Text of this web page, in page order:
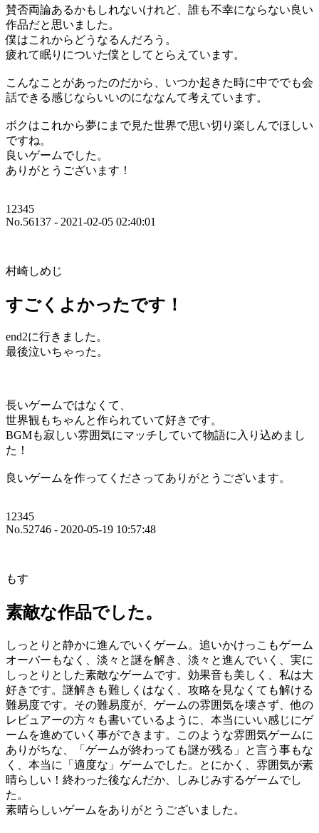
賛否両論あるかもしれないけれど、誰も不幸にならない良い
作品だと思いました。
僕はこれからどうなるんだろう。
疲れて眠りについた僕としてとらえています。
こんなことがあったのだから、いつか起きた時に中ででも会
話できる感じならいいのにななんて考えています。
ボクはこれから夢にまで見た世界で思い切り楽しんでほしい
ですね。
良いゲームでした。
ありがとうございます！
12345
No.56137 - 2021-02-05 02:40:01
村崎しめじ
すごくよかったです！
end2に行きました。
最後泣いちゃった。
長いゲームではなくて、
世界観もちゃんと作られていて好きです。
BGMも寂しい雰囲気にマッチしていて物語に入り込めまし
た！
良いゲームを作ってくださってありがとうございます。
12345
No.52746 - 2020-05-19 10:57:48
もす
素敵な作品でした。
しっとりと静かに進んでいくゲーム。追いかけっこもゲーム
オーバーもなく、淡々と謎を解き、淡々と進んでいく、実に
しっとりとした素敵なゲームです。効果音も美しく、私は大
好きです。謎解きも難しくはなく、攻略を見なくても解ける
難易度です。その難易度が、ゲームの雰囲気を壊さず、他の
レビュアーの方々も書いているように、本当にいい感じにゲ
ームを進めていく事ができます。このような雰囲気ゲームに
ありがちな、「ゲームが終わっても謎が残る」と言う事もな
く、本当に「適度な」ゲームでした。とにかく、雰囲気が素
晴らしい！終わった後なんだか、しみじみするゲームでし
た。
素晴らしいゲームをありがとうございました。